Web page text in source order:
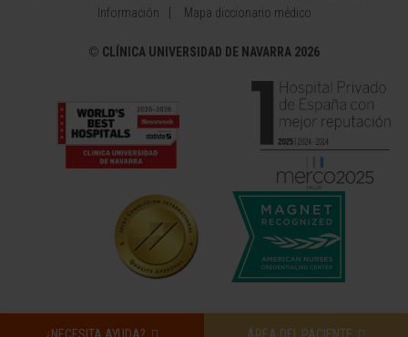
Información
Mapa diccionario médico
© CLÍNICA UNIVERSIDAD DE NAVARRA 2026